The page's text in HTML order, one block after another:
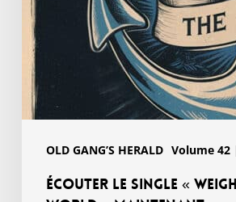
OLD GANG’S HERALD Volume 42
Écouter le single «